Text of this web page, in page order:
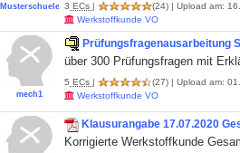
Musterschueler19
3 ECs | (24) | Upload am:
Werkstoffkunde VO
mech1
Prüfungsfragenausarbeitung
über 300 Prüfungsfragen mit
5 ECs | (27) | Upload am:
Werkstoffkunde VO
Klausurangabe 17.07.2020
Korrigierte Werkstoffkunde